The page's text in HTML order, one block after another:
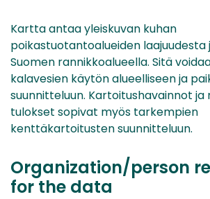
Kartta antaa yleiskuvan kuhan
poikastuotantoalueiden laajuudesta
Suomen rannikkoalueella. Sitä
kalavesien käytön alueelliseen ja
suunnitteluun. Kartoitushavainnot
tulokset sopivat myös tarkempien
kenttäkartoitusten suunnitteluun.
Organization/person
for the data